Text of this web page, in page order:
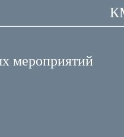
мероприятий